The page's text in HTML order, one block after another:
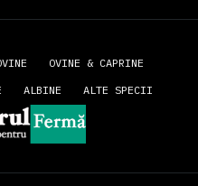
OVINE & CAPRINE
ALBINE ALTE SPECII